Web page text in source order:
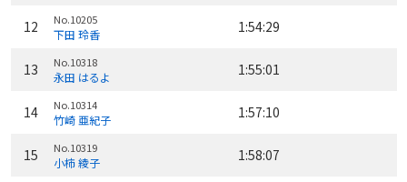
12 No.10205
下田 玲香 1:54:29
13 No.10318
永田 はるよ 1:55:01
14 No.10314
竹崎 亜紀子 1:57:10
15 No.10319
小柿 綾子 1:58:07